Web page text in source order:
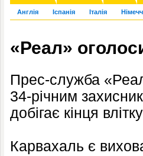
Англія Іспанія Італія
«Реал»
Прес-служба
34-річним
добігає кінця
Карвахаль є